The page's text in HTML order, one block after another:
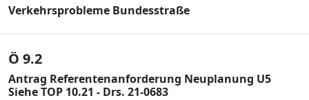
Verkehrsprobleme Bundesstraße
Ö 9.2
Antrag Referentenanforderung Neuplanung U5
Siehe TOP 10.21 - Drs. 21-0683